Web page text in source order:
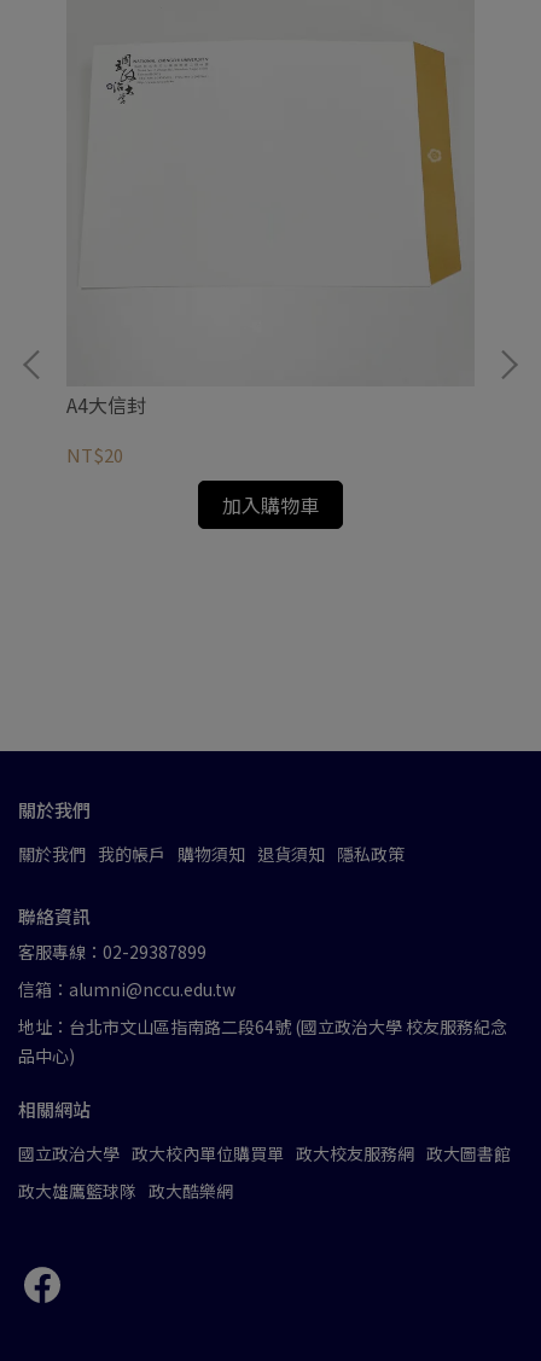
A4大信封
NT$20
加入購物車
關於我們
關於我們 我的帳戶 購物須知 退貨須知 隱私政策
聯絡資訊
客服專線：02-29387899
信箱：alumni@nccu.edu.tw
地址：台北市文山區指南路二段64號 (國立政治大學 校友服務紀念
品中心)
相關網站
國立政治大學 政大校內單位購買單 政大校友服務網 政大圖書館
政大雄鷹籃球隊 政大酷樂網